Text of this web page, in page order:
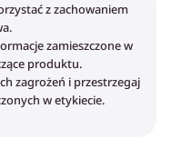
z zachowaniem
zamieszczone w
produktu.
zagrożeń i przestrzegaj
w etykiecie.